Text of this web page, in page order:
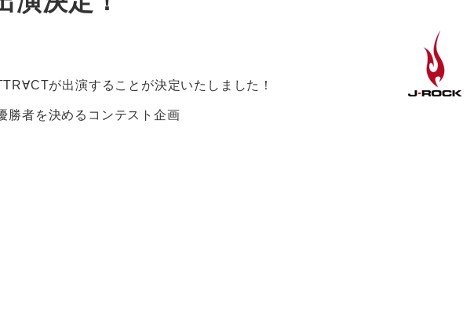
が出演することが決定いたしました！
勝者を決めるコンテスト企画